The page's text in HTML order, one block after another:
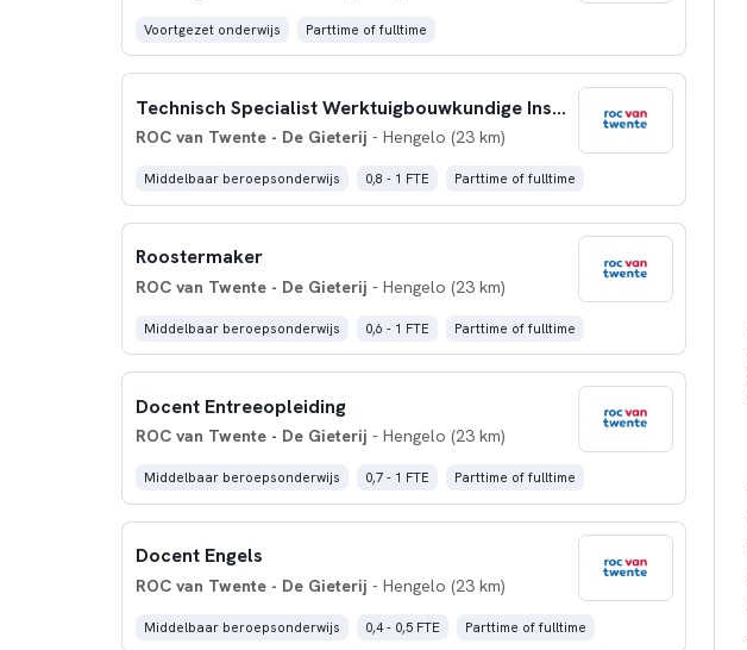
Voortgezet onderwijs Parttime of fulltime
Technisch Specialist Werktuigbouwkundige Installaties
ROC van Twente - De Gieterij - Hengelo (23 km)
Middelbaar beroepsonderwijs 0,8 - 1 FTE Parttime of fulltime
Roostermaker
ROC van Twente - De Gieterij - Hengelo (23 km)
Middelbaar beroepsonderwijs 0,6 - 1 FTE Parttime of fulltime
Docent Entreeopleiding
ROC van Twente - De Gieterij - Hengelo (23 km)
Middelbaar beroepsonderwijs 0,7 - 1 FTE Parttime of fulltime
Docent Engels
ROC van Twente - De Gieterij - Hengelo (23 km)
Middelbaar beroepsonderwijs 0,4 - 0,5 FTE Parttime of fulltime